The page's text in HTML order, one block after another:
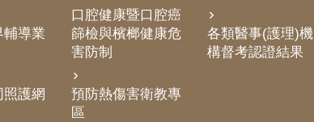
輔導業
護網
口腔健康暨口腔癌
篩檢與檳榔健康危
害防制
預防熱傷害衛教專
區
各類醫事(護理)機
構督考認證結果